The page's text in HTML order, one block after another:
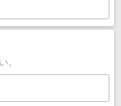
。